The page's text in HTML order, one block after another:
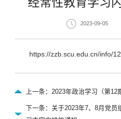
2023-09-05
https://zzb.scu.edu.cn/info/
上一条：2023年政治学习（第12
下一条：关于2023年7、8月党员